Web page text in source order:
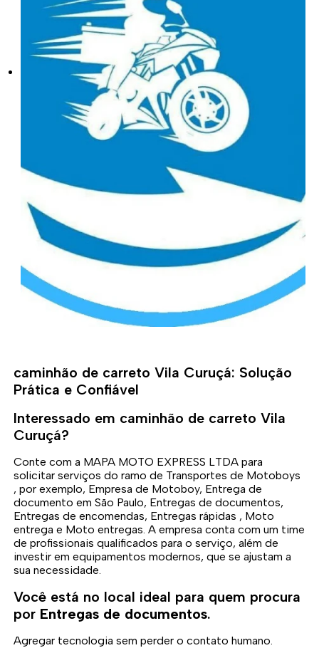
caminhão de carreto Vila Curuçá: Solução
Prática e Confiável
Interessado em caminhão de carreto Vila
Curuçá?
Conte com a MAPA MOTO EXPRESS LTDA para
solicitar serviços do ramo de Transportes de Motoboys
, por exemplo, Empresa de Motoboy, Entrega de
documento em São Paulo, Entregas de documentos,
Entregas de encomendas, Entregas rápidas , Moto
entrega e Moto entregas. A empresa conta com um time
de profissionais qualificados para o serviço, além de
investir em equipamentos modernos, que se ajustam a
sua necessidade.
Você está no local ideal para quem procura
por Entregas de documentos.
Agregar tecnologia sem perder o contato humano.